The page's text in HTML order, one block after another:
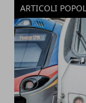
ARTICOLI